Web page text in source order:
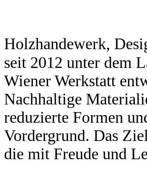
Holzhandewerk,
seit 2012 unter dem
Wiener Werkstatt
Nachhaltige
reduzierte Formen
Vordergrund. Das
die mit Freude und